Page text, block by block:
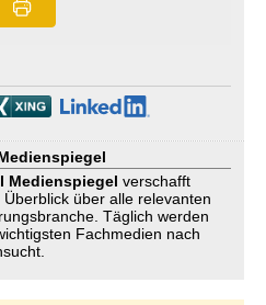
Medienspiegel verschafft
über alle relevanten
Täglich werden
Fachmedien nach